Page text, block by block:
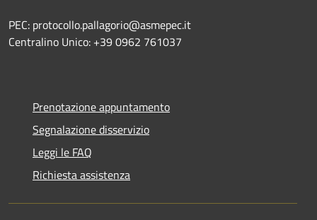
PEC: protocollo.pallagorio@asmepec.it
Centralino Unico: +39 0962 761037
Prenotazione appuntamento
Segnalazione disservizio
Leggi le FAQ
Richiesta assistenza